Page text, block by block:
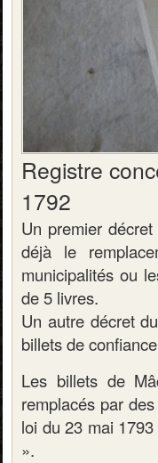
Registre
1792
Un premier
déjà le
municipalités ou
de 5 livres.
Un autre décret
billets de
Les billets de
remplacés par
loi du 23 mai
».